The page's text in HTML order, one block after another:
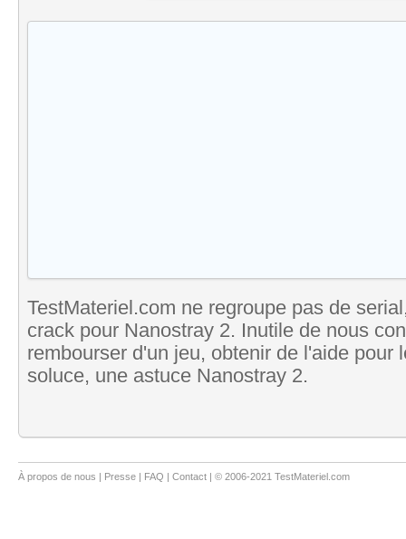
TestMateriel.com ne regroupe pas de
crack pour Nanostray 2. Inutile de nous
rembourser d'un jeu, obtenir de l'aide pour
soluce, une astuce Nanostray 2.
À propos de nous | Presse | FAQ | Contact | © 2006-2021 TestMateriel.com